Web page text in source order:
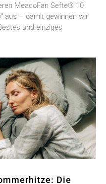
MeacoFan Sefte® 10
aus – damit gewinnen wir
und einziges
Die